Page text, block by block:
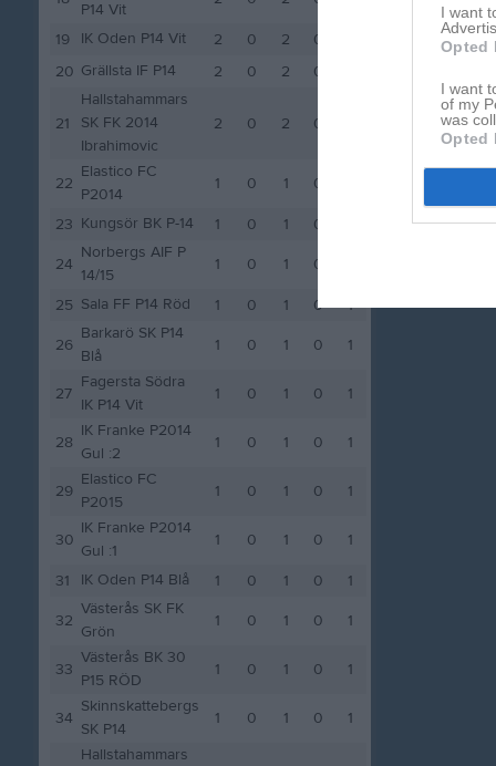
I want
Opted
I want
of my
was
Opted
P14 Vit
19 IK Oden P14 Vit 2 0 2 0
20 Grällsta IF P14 2 0 2 0
21
Hallstahammars
SK FK 2014
Ibrahimovic
2 0 2 0
22
Elastico FC
P2014
1 0 1 0
23 Kungsör BK P-14 1 0 1 0
24
Norbergs AIF P
14/15
1 0 1 0
25 Sala FF P14 Röd 1 0 1 0
1
26
Barkarö SK P14
Blå
1 0 1 0 1
27
Fagersta Södra
IK P14 Vit
1 0 1 0 1
28
IK Franke P2014
Gul :2
1 0 1 0 1
29
Elastico FC
P2015
1 0 1 0 1
30
IK Franke P2014
Gul :1
1 0 1 0 1
31 IK Oden P14 Blå 1 0 1 0
1
32
Västerås SK FK
Grön
1 0 1 0 1
33
Västerås BK 30
P15 RÖD
1 0 1 0 1
34
Skinnskattebergs
SK P14
1 0 1 0 1
Hallstahammars